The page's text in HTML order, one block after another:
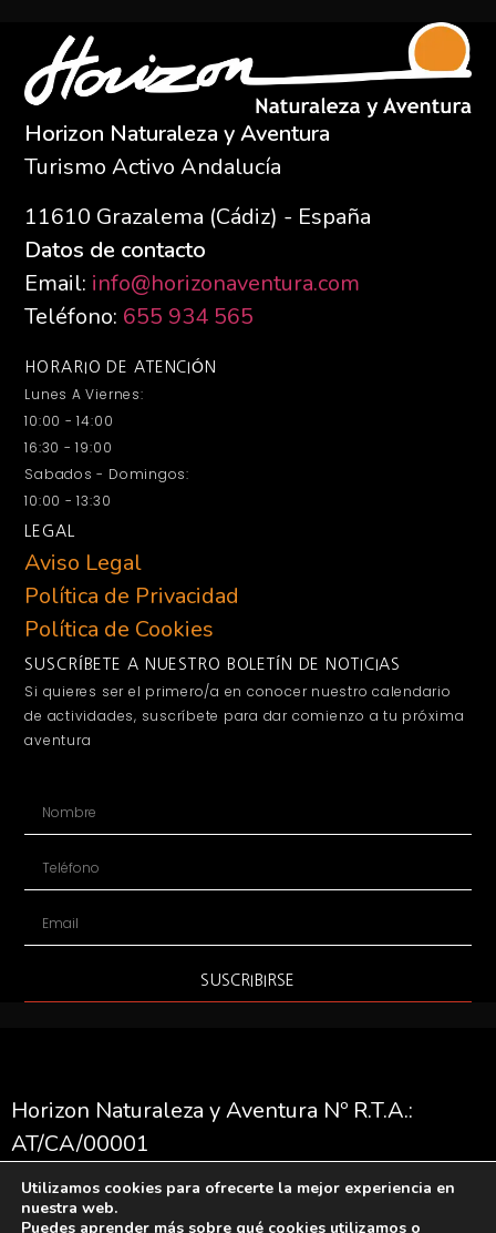
Horizon Naturaleza y Aventura
Turismo Activo Andalucía
11610 Grazalema (Cádiz) - España
Datos de contacto
Email: info@horizonaventura.com
Teléfono: 655 934 565
HORARIO DE ATENCIÓN
Lunes A Viernes:
10:00 - 14:00
16:30 - 19:00
Sabados - Domingos:
10:00 - 13:30
LEGAL
Aviso Legal
Política de Privacidad
Política de Cookies
SUSCRÍBETE A NUESTRO BOLETÍN DE NOTICIAS
Si quieres ser el primero/a en conocer nuestro calendario
de actividades, suscríbete para dar comienzo a tu próxima
aventura
SUSCRIBIRSE
Horizon Naturaleza y Aventura Nº R.T.A.:
AT/CA/00001
Horizon Naturaleza y Aventura, Todos los
Utilizamos cookies para ofrecerte la mejor experiencia en
nuestra web.
Puedes aprender más sobre qué cookies utilizamos o